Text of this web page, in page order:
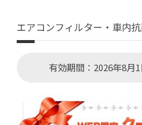
エアコンフィルター・車内
有効期間：2026年8月